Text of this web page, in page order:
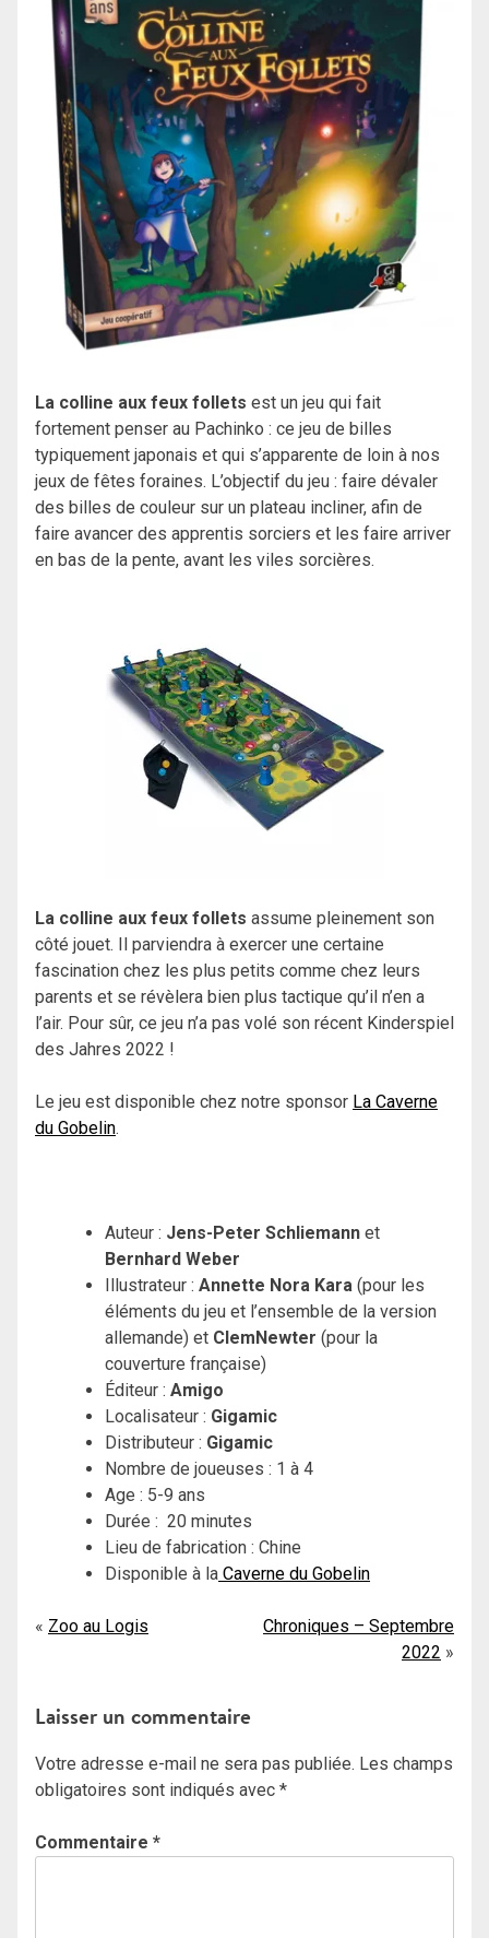
La colline aux feux follets est un jeu qui fait
fortement penser au Pachinko : ce jeu de billes
typiquement japonais et qui s’apparente de loin à nos
jeux de fêtes foraines. L’objectif du jeu : faire dévaler
des billes de couleur sur un plateau incliner, afin de
faire avancer des apprentis sorciers et les faire arriver
en bas de la pente, avant les viles sorcières.
La colline aux feux follets assume pleinement son
côté jouet. Il parviendra à exercer une certaine
fascination chez les plus petits comme chez leurs
parents et se révèlera bien plus tactique qu’il n’en a
l’air. Pour sûr, ce jeu n’a pas volé son récent Kinderspiel
des Jahres 2022 !
Le jeu est disponible chez notre sponsor La Caverne
du Gobelin.
Auteur : Jens-Peter Schliemann et
Bernhard Weber
Illustrateur : Annette Nora Kara (pour les
éléments du jeu et l’ensemble de la version
allemande) et ClemNewter (pour la
couverture française)
Éditeur : Amigo
Localisateur : Gigamic
Distributeur : Gigamic
Nombre de joueuses : 1 à 4
Age : 5-9 ans
Durée : 20 minutes
Lieu de fabrication : Chine
Disponible à la Caverne du Gobelin
Navigation
l’article
Zoo au Logis
Chroniques – Septembre
2022
Laisser un commentaire
Votre adresse e-mail ne sera pas publiée. Les champs
obligatoires sont indiqués avec *
Commentaire *